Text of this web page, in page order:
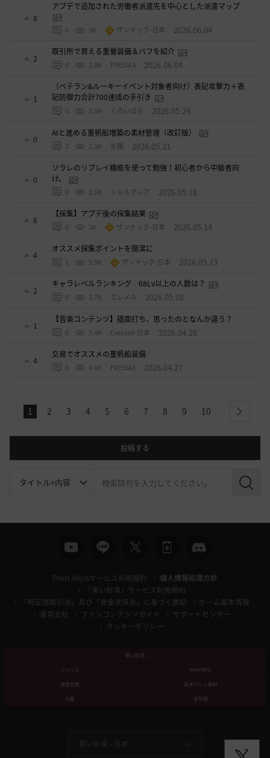
8
アプデで追加された労働者派遣先を中心とした派遣マップ
0 3K ザンナック-日本 2026.06.04
2
取引所で買える重量装備＆バフを紹介
0 2.8K FRESIA3 2026.06.04
1
（ベテラン&ルーキーイベント対象者向け）表記攻撃力＋表
記防御力合計700達成の手引き
0 2.5K くろいばら 2026.05.24
0
AIと進める重帆船増築の素材管理（改訂版）
2 2.3K 氷鏡 2026.05.21
0
ソラレのリプレイ機能を使って勉強！初心者から中級者向
け。
0 2.6K シャルグレア 2026.05.18
8
【採集】アプデ後の採集結果
0 3K ザンナック-日本 2026.05.14
4
オススメ採集ポイントを簡潔に
1 3.5K ザンナック-日本 2026.05.13
2
キャラレベルランキング 68Lv以上の人数は？
0 3.7K エレメル 2026.05.02
1
【音楽コンテンツ】譜面打ち、思ったのとなんか違う？
0 3.4K Crecent-日本 2026.04.28
4
交易でオススメの重帆船装備
0 4.8K FRESIA3 2026.04.27
1 2 3 4 5 6 7 8 9 10 next
投稿する
検
Pearl Abyssサービス利用規約
個人情報処理方針
「黒い砂漠」サービス利用規約
「特定商取引法」及び「資金決済法」に基づく表記
ゲーム基本情報
運営会社
ファンコンテンツガイド
サポートセンター
クッキーポリシー
黒い砂漠
ジャンル
MMORPG
課金形態
基本プレイ無料
対象
全年齢
黒い砂漠 - 日本